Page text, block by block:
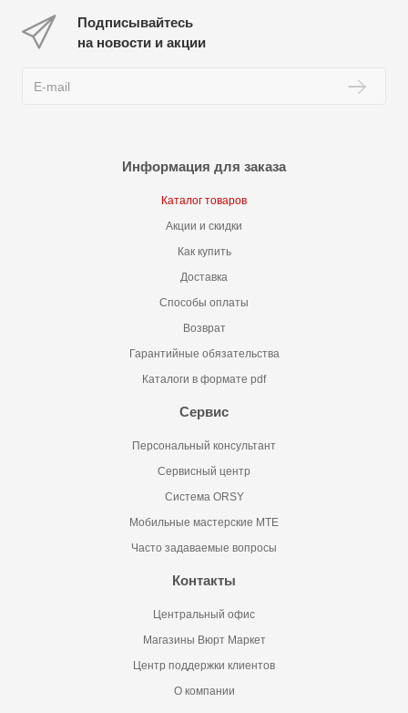
Подписывайтесь
на новости и акции
Информация для заказа
Каталог товаров
Акции и скидки
Как купить
Доставка
Способы оплаты
Возврат
Гарантийные обязательства
Каталоги в формате pdf
Сервис
Персональный консультант
Сервисный центр
Система ORSY
Мобильные мастерские MTE
Часто задаваемые вопросы
Контакты
Центральный офис
Магазины Вюрт Маркет
Центр поддержки клиентов
О компании